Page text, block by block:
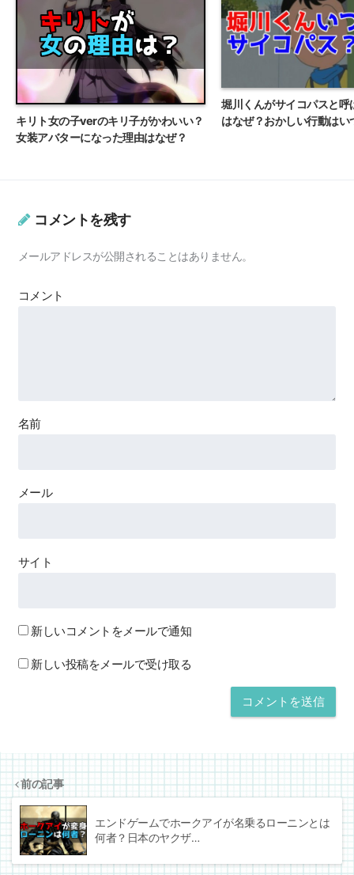
キリト女の子verのキリ子がかわいい？
女装アバターになった理由はなぜ？
堀川くんがサイコパスと呼
はなぜ？おかしい行動はい
コメントを残す
メールアドレスが公開されることはありません。
コメント
名前
メール
サイト
新しいコメントをメールで通知
新しい投稿をメールで受け取る
前の記事
エンドゲームでホークアイが名乗るローニンとは
何者？日本のヤクザ…